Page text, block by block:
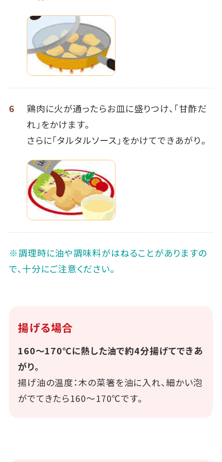
6
鶏肉に火が通ったらお皿に盛りつけ、「甘酢だ
れ」をかけます。
さらに「タルタルソース」をかけてできあがり。
※調理時に油や調味料がはねることがありますの
で、十分にご注意ください。
揚げる場合
160～170℃に熱した油で約4分揚げてできあ
がり。
揚げ油の温度：木の菜箸を油に入れ、細かい泡
がでてきたら160～170℃です。